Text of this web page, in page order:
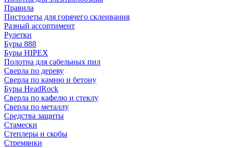
Правила
Пистолеты для горячего склеивания
Разный ассортимент
Рулетки
Буры 888
Буры HIPEX
Полотна для сабельных пил
Сверла по дереву
Сверла по камню и бетону
Буры HeadRock
Сверла по кафелю и стеклу
Сверла по металлу
Средства защиты
Стамески
Степлеры и скобы
Стремянки